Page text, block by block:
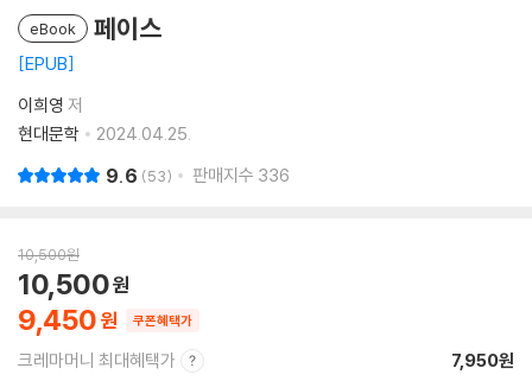
eBook 페이스
EPUB
이희영 저
현대문학
2024.04.25.
9.6 53 판매지수 336
10,500원
9,450
10,500
쿠폰혜택가
크레마머니 최대혜택가 7,950원